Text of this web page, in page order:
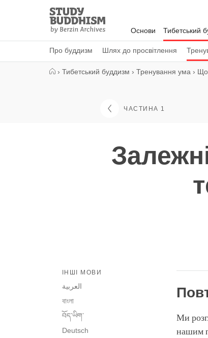
Study
Buddhism
Home
Основи Тибетський
Про буддизм Шлях до просвітлення
› Тибетський буддизм › Тренування ума › Що
ЧАСТИНА 1
ІНШІ МОВИ
العربية
বাংলা
བོད་ཡིག་
Deutsch
Ми
нашим